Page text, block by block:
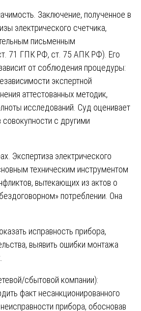
Заключение, полученное в
электрического счетчика,
письменным
71 ГПК РФ, ст. 75 АПК РФ). Его
от соблюдения процедуры:
экспертной
аттестованных методик,
исследований. Суд оценивает
с другими
Экспертиза электрического
техническим инструментом
вытекающих из актов о
потреблении. Она
исправность прибора,
выявить ошибки монтажа
сбытовой компании):
факт несанкционированного
прибора, обосновав